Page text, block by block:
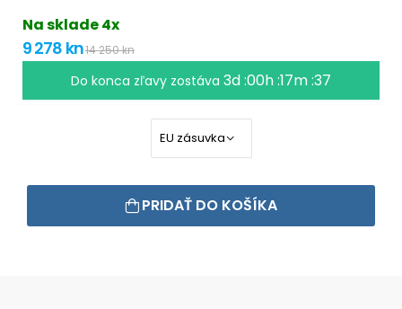
Na sklade 4x
9 278 kn14 250 kn
Do konca zľavy zostáva 3d :00h :17m :36
PRIDAŤ DO KOŠÍKA